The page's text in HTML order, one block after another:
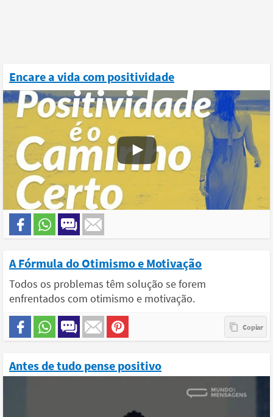
Encare a vida com positividade
A Fórmula do Otimismo e Motivação
Todos os problemas têm solução se forem
enfrentados com otimismo e motivação.
Antes de tudo pense positivo